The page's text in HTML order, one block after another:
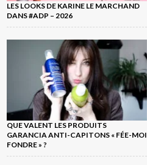
LES LOOKS DE KARINE LE MARCHAND
DANS #ADP – 2026
QUE VALENT LES PRODUITS
GARANCIA ANTI-CAPITONS « FÉE-MOI
FONDRE » ?